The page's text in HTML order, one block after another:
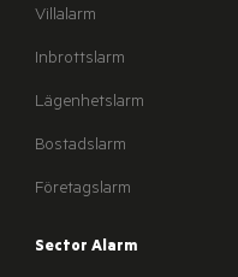
Villalarm
Inbrottslarm
Lägenhetslarm
Bostadslarm
Företagslarm
Sector Alarm